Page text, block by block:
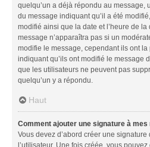
quelqu’un a déjà répondu au message,
du message indiquant qu’il a été
modifié ainsi que la date et l’heure de
message n’apparaîtra pas si un
modifie le message, cependant ils ont
indiquant qu’ils ont modifié le message
que les utilisateurs ne peuvent pas
quelqu’un y a répondu.
Haut
Comment ajouter une signature à mes
Vous devez d’abord créer une
l’utilisateur. Une fois créée, vous pouvez